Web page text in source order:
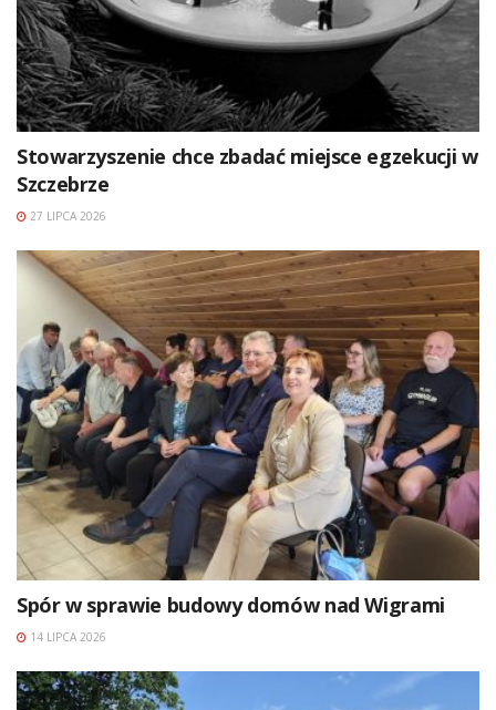
Stowarzyszenie chce zbadać miejsce egzekucji w
Szczebrze
27 LIPCA 2026
Spór w sprawie budowy domów nad Wigrami
14 LIPCA 2026